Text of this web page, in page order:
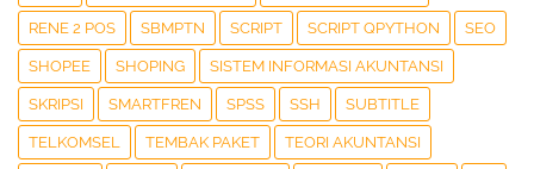
RENE 2 POS SBMPTN SCRIPT SCRIPT QPYTHON SEO
SHOPEE SHOPING SISTEM INFORMASI AKUNTANSI
SKRIPSI SMARTFREN SPSS SSH SUBTITLE
TELKOMSEL TEMBAK PAKET TEORI AKUNTANSI